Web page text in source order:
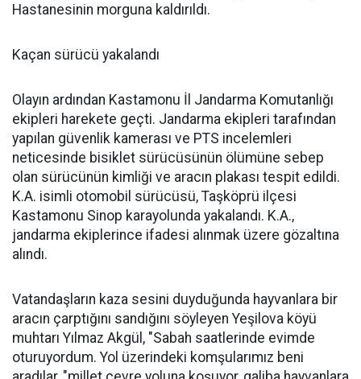
Hastanesinin morguna kaldırıldı.
Kaçan sürücü yakalandı
Olayın ardından Kastamonu İl Jandarma Komutanlığı
ekipleri harekete geçti. Jandarma ekipleri tarafından
yapılan güvenlik kamerası ve PTS incelemleri
neticesinde bisiklet sürücüsünün ölümüne sebep
olan sürücünün kimliği ve aracın plakası tespit edildi.
K.A. isimli otomobil sürücüsü, Taşköprü ilçesi
Kastamonu Sinop karayolunda yakalandı. K.A.,
jandarma ekiplerince ifadesi alınmak üzere gözaltına
alındı.
Vatandaşların kaza sesini duyduğunda hayvanlara bir
aracın çarptığını sandığını söyleyen Yeşilova köyü
muhtarı Yılmaz Akgül, "Sabah saatlerinde evimde
oturuyordum. Yol üzerindeki komşularımız beni